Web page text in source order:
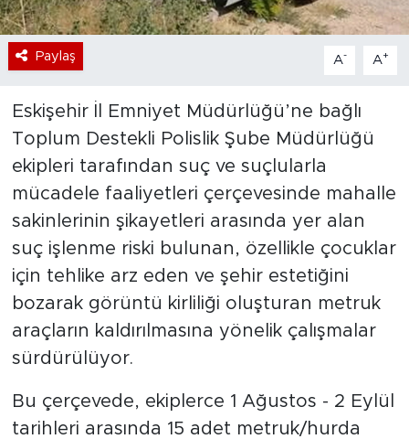
Paylaş A- A+
Eskişehir İl Emniyet Müdürlüğü’ne bağlı
Toplum Destekli Polislik Şube Müdürlüğü
ekipleri tarafından suç ve suçlularla
mücadele faaliyetleri çerçevesinde mahalle
sakinlerinin şikayetleri arasında yer alan
suç işlenme riski bulunan, özellikle çocuklar
için tehlike arz eden ve şehir estetiğini
bozarak görüntü kirliliği oluşturan metruk
araçların kaldırılmasına yönelik çalışmalar
sürdürülüyor.
Bu çerçevede, ekiplerce 1 Ağustos - 2 Eylül
tarihleri arasında 15 adet metruk/hurda